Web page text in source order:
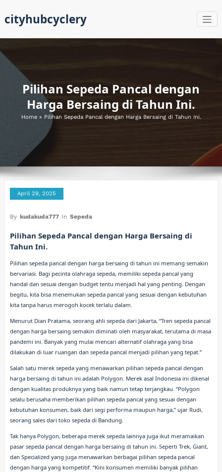
content
cityhubcyclery
Pilihan Sepeda Pancal dengan
Harga Bersaing di Tahun Ini.
Home» Pilihan Sepeda Pancal dengan Harga Bersaing di Tahun Ini.
April 29, 2025
By kudakuda777 In Sepeda
Pilihan Sepeda Pancal dengan Harga Bersaing di
Tahun Ini.
Pilihan sepeda pancal dengan harga bersaing di tahun ini memang semakin
bervariasi. Bagi pecinta olahraga sepeda, memiliki sepeda pancal yang
handal dan sesuai dengan budget tentu menjadi hal yang penting. Dengan
begitu, kita bisa menemukan sepeda pancal yang sesuai dengan kebutuhan
kita tanpa harus merogoh kocek terlalu dalam.
Menurut Dian Pratama, seorang ahli sepeda dari Jakarta, “Tren sepeda pancal
dengan harga bersaing semakin diminati oleh masyarakat, terutama di masa
pandemi ini. Banyak yang mulai mencari alternatif olahraga yang bisa
dilakukan di luar ruangan dan sepeda pancal menjadi pilihan yang tepat.”
Salah satu merek sepeda yang menawarkan pilihan sepeda pancal dengan
harga bersaing di tahun ini adalah Polygon. Merek asal Indonesia ini dikenal
dengan kualitas produknya yang baik namun tetap terjangkau. “Polygon
selalu berusaha memberikan pilihan sepeda pancal yang sesuai dengan
kebutuhan konsumen, baik dari segi performa maupun harga,” ujar Rudi,
seorang sales dari toko sepeda di Bandung.
Tak hanya Polygon, beberapa merek sepeda lainnya juga ikut meramaikan
pasar sepeda pancal dengan harga bersaing di tahun ini. Seperti Trek, Giant,
dan Specialized yang juga menawarkan berbagai pilihan sepeda pancal
dengan harga yang kompetitif. “Kini konsumen memiliki banyak pilihan